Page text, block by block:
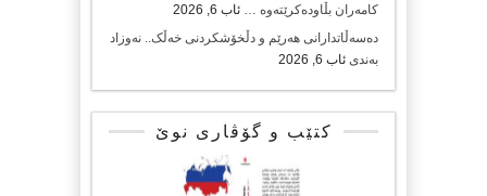
کامەران بڵاودەکرێتەوە … ئاب 6, 2026
دەسەڵاتدارانی هەرێم و دڵخۆشکردنی خەڵک.. نەوزاد
بەندی ئاب 6, 2026
کتێب و گۆڤاری نوێ